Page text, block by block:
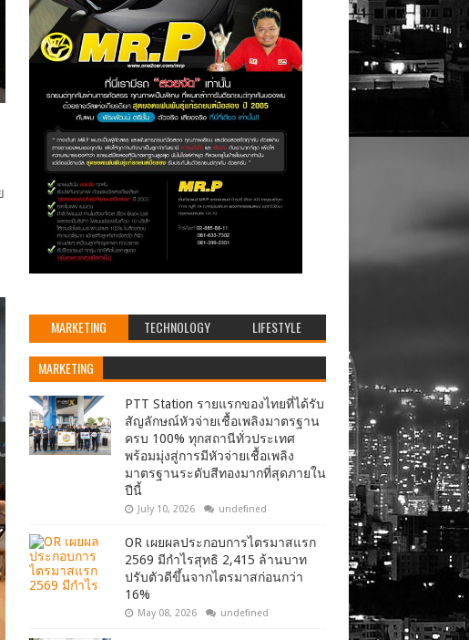
MARKETING TECHNOLOGY LIFESTYLE
MARKETING
PTT Station รายแรกของไทยที่ได้รับ
สัญลักษณ์หัวจ่ายเชื้อเพลิงมาตรฐาน
ครบ 100% ทุกสถานีทั่วประเทศ
พร้อมมุ่งสู่การมีหัวจ่ายเชื้อเพลิง
มาตรฐานระดับสีทองมากที่สุดภายใน
ปีนี้
July 10, 2026 undefined
OR เผยผลประกอบการไตรมาสแรก
2569 มีกำไรสุทธิ 2,415 ล้านบาท
ปรับตัวดีขึ้นจากไตรมาสก่อนกว่า
16%
May 08, 2026 undefined